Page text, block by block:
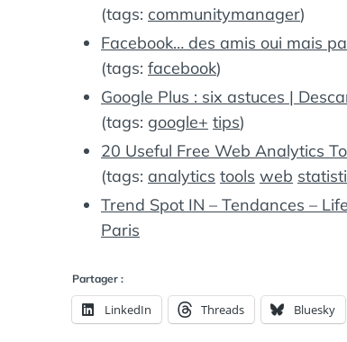
(tags: communitymanager)
Facebook… des amis oui mais
(tags: facebook)
Google Plus : six astuces |
(tags: google+ tips)
20 Useful Free Web Analytics
(tags: analytics tools web
Trend Spot IN – Tendances –
Paris
Partager :
LinkedIn Threads Bluesky